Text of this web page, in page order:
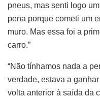
pneus, mas senti logo
pena porque cometi um
muro. Mas essa foi a
carro.”
“Não tínhamos nada a
verdade, estava a
volta anterior à saída da